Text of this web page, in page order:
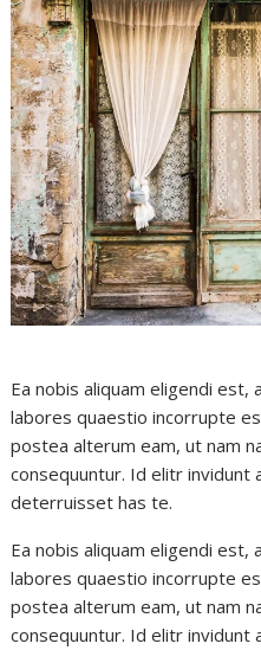
Ea nobis aliquam eligendi est,
labores quaestio incorrupte
postea alterum eam, ut nam
consequuntur. Id elitr invidunt
deterruisset has te.
Ea nobis aliquam eligendi est,
labores quaestio incorrupte
postea alterum eam, ut nam
consequuntur. Id elitr invidunt